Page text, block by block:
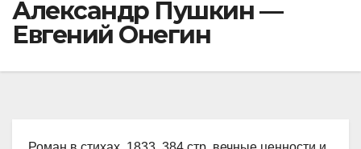
Александр Пушкин —
Евгений Онегин